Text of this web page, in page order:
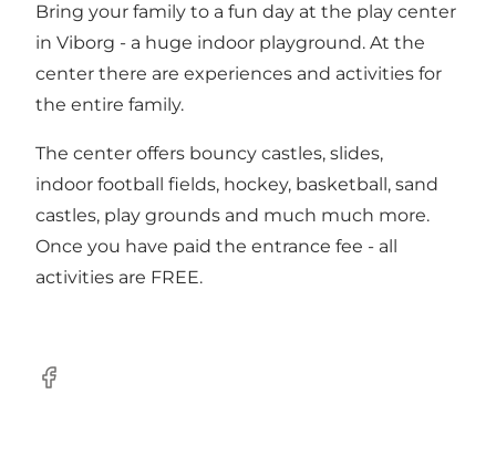
Bring your family to a fun day at the play center
in Viborg - a huge indoor playground. At the
center there are experiences and activities for
the entire family.
The center offers bouncy castles, slides,
indoor football fields, hockey, basketball, sand
castles, play grounds and much much more.
Once you have paid the entrance fee - all
activities are FREE.
Facebook